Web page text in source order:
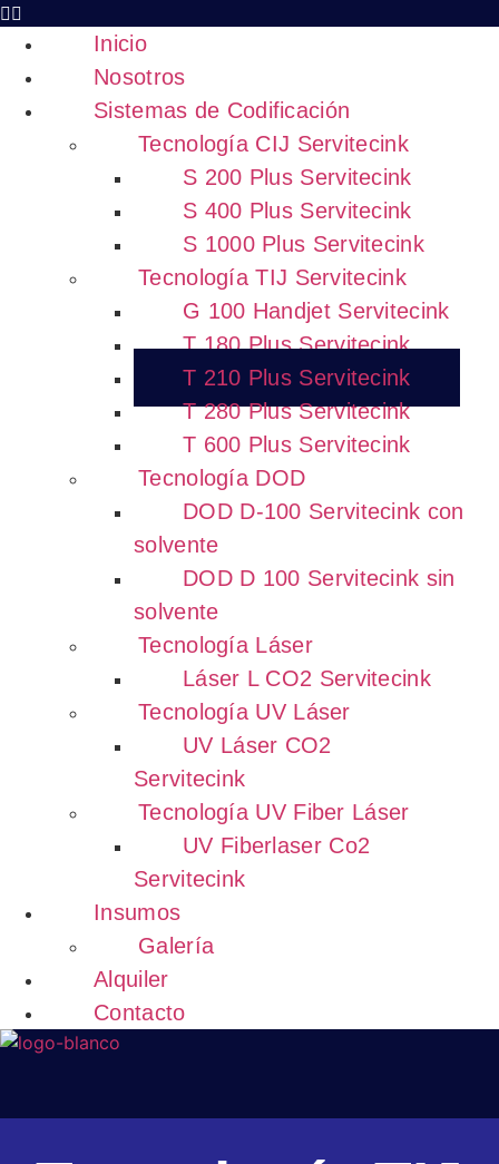
Inicio
Nosotros
Sistemas de Codificación
Tecnología CIJ Servitecink
S 200 Plus Servitecink
S 400 Plus Servitecink
S 1000 Plus Servitecink
Tecnología TIJ Servitecink
G 100 Handjet Servitecink
T 180 Plus Servitecink
T 210 Plus Servitecink
T 280 Plus Servitecink
T 600 Plus Servitecink
Tecnología DOD
DOD D-100 Servitecink con
solvente
DOD D 100 Servitecink sin
solvente
Tecnología Láser
Láser L CO2 Servitecink
Tecnología UV Láser
UV Láser CO2
Servitecink
Tecnología UV Fiber Láser
UV Fiberlaser Co2
Servitecink
Insumos
Galería
Alquiler
Contacto